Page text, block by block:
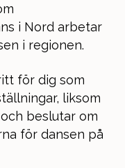
i Nord arbetar
i regionen.
för dig som
liksom
beslutar om
för dansen på